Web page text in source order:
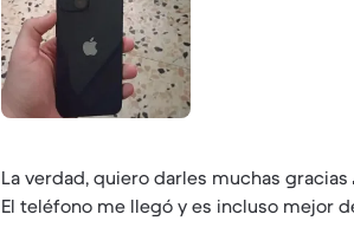
La verdad, quiero darles muchas gracias
El teléfono me llegó y es incluso mejor